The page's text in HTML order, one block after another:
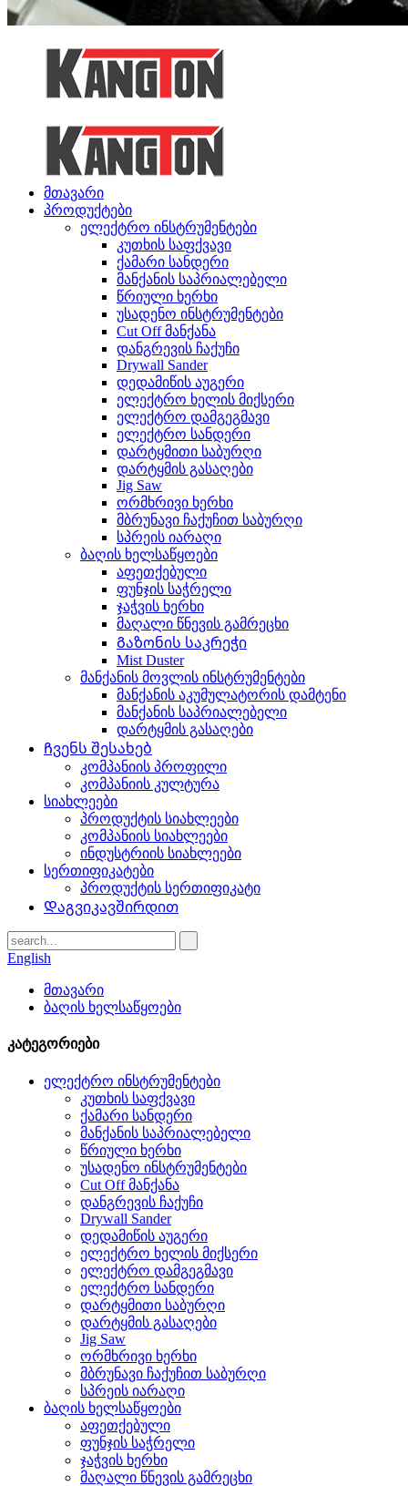
მთავარი
პროდუქტები
ელექტრო ინსტრუმენტები
კუთხის საფქვავი
ქამარი სანდერი
მანქანის საპრიალებელი
წრიული ხერხი
უსადენო ინსტრუმენტები
Cut Off მანქანა
დანგრევის ჩაქუჩი
Drywall Sander
დედამიწის აუგერი
ელექტრო ხელის მიქსერი
ელექტრო დამგეგმავი
ელექტრო სანდერი
დარტყმითი საბურღი
დარტყმის გასაღები
Jig Saw
ორმხრივი ხერხი
მბრუნავი ჩაქუჩით საბურღი
სპრეის იარაღი
ბაღის ხელსაწყოები
აფეთქებული
ფუნჯის საჭრელი
ჯაჭვის ხერხი
მაღალი წნევის გამრეცხი
Გაზონის საკრეჭი
Mist Duster
მანქანის მოვლის ინსტრუმენტები
მანქანის აკუმულატორის დამტენი
მანქანის საპრიალებელი
დარტყმის გასაღები
Ჩვენს შესახებ
კომპანიის პროფილი
კომპანიის კულტურა
სიახლეები
პროდუქტის სიახლეები
კომპანიის სიახლეები
ინდუსტრიის სიახლეები
სერთიფიკატები
პროდუქტის სერთიფიკატი
Დაგვიკავშირდით
English
მთავარი
ბაღის ხელსაწყოები
კატეგორიები
ელექტრო ინსტრუმენტები
კუთხის საფქვავი
ქამარი სანდერი
მანქანის საპრიალებელი
წრიული ხერხი
უსადენო ინსტრუმენტები
Cut Off მანქანა
დანგრევის ჩაქუჩი
Drywall Sander
დედამიწის აუგერი
ელექტრო ხელის მიქსერი
ელექტრო დამგეგმავი
ელექტრო სანდერი
დარტყმითი საბურღი
დარტყმის გასაღები
Jig Saw
ორმხრივი ხერხი
მბრუნავი ჩაქუჩით საბურღი
სპრეის იარაღი
ბაღის ხელსაწყოები
აფეთქებული
ფუნჯის საჭრელი
ჯაჭვის ხერხი
მაღალი წნევის გამრეცხი